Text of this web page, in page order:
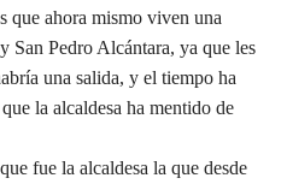
que ahora mismo viven una
y San Pedro Alcántara, ya que les
una salida, y el tiempo ha
la alcaldesa ha mentido de
fue la alcaldesa la que desde